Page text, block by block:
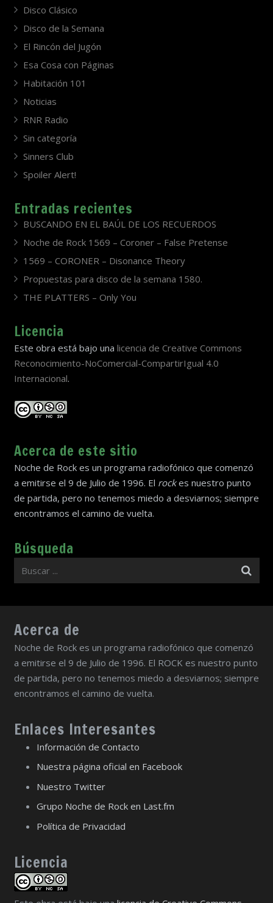
Disco Clásico
Disco de la Semana
El Rincón del Jugón
Esa Cosa con Páginas
Habitación 101
Noticias
RNR Radio
Sin categoría
Sinners Club
Spoiler Alert!
Entradas recientes
BUSCANDO EN EL BAÚL DE LOS RECUERDOS
Noche de Rock 1569 – Coroner – False Pretense
1569 – CORONER – Disonance Theory
Propuestas para disco de la semana 1580.
THE PLATTERS – Only You
Licencia
Este obra está bajo una licencia de Creative Commons
Reconocimiento-NoComercial-CompartirIgual 4.0
Internacional.
Acerca de este sitio
Noche de Rock es un programa radiofónico que comenzó
a emitirse el 9 de Julio de 1996. El rockes nuestro punto
de partida, pero no tenemos miedo a desviarnos; siempre
encontramos el camino de vuelta.
Búsqueda
Acerca de
Noche de Rock es un programa radiofónico que comenzó
a emitirse el 9 de Julio de 1996. El ROCK es nuestro punto
de partida, pero no tenemos miedo a desviarnos; siempre
encontramos el camino de vuelta.
Enlaces Interesantes
Información de Contacto
Nuestra página oficial en Facebook
Nuestro Twitter
Grupo Noche de Rock en Last.fm
Política de Privacidad
Licencia